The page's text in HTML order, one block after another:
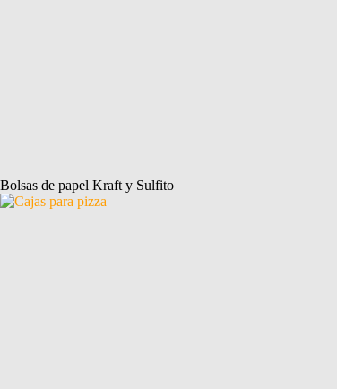
Bolsas de papel Kraft y Sulfito